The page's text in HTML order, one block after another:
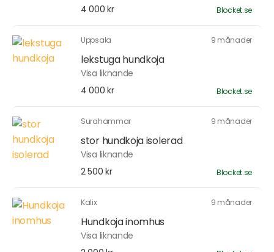
4 000 kr
Blocket.se
Uppsala 9 månader
lekstuga hundkoja
Visa liknande
4 000 kr
Blocket.se
Surahammar 9 månader
stor hundkoja isolerad
Visa liknande
2 500 kr
Blocket.se
Kalix 9 månader
Hundkoja inomhus
Visa liknande